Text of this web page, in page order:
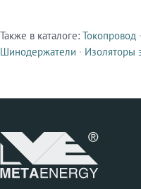
Смежные
Также в каталоге: Токопровод ·
Шинодержатели · Изоляторы